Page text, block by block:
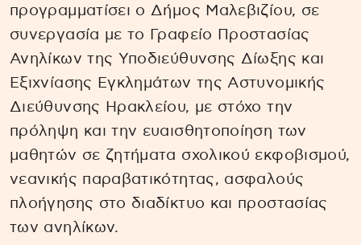
προγραμματίσει ο Δήμος Μαλεβιζίου, σε
συνεργασία με το Γραφείο Προστασίας
Ανηλίκων της Υποδιεύθυνσης Δίωξης και
Εξιχνίασης Εγκλημάτων της Αστυνομικής
Διεύθυνσης Ηρακλείου, με στόχο την
πρόληψη και την ευαισθητοποίηση των
μαθητών σε ζητήματα σχολικού εκφοβισμού,
νεανικής παραβατικότητας, ασφαλούς
πλοήγησης στο διαδίκτυο και προστασίας
των ανηλίκων.